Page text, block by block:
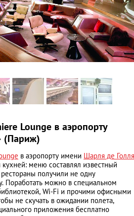
Lounge в аэропорту
(Париж)
в аэропорту имени Шарля де Голля
меню составлял известный
получили не одну
Поработать можно в специальном
Wi-Fi и прочими офисными
не скучать в ожидании полета,
приложения бесплатно